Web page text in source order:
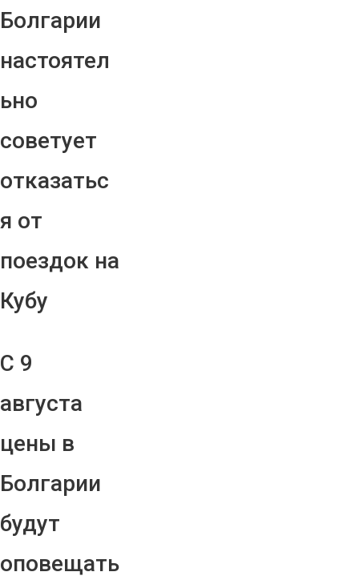
Болгарии
настоятел
ьно
советует
отказатьс
я от
поездок на
Кубу
С 9
августа
цены в
Болгарии
будут
оповещать